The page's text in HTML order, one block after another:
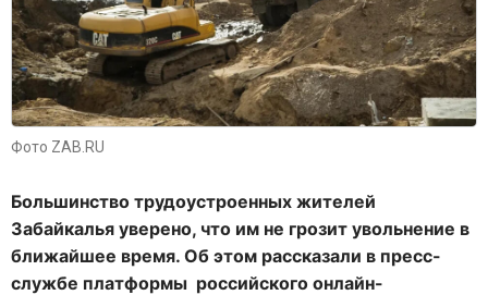
Фото ZAB.RU
Большинство трудоустроенных жителей
Забайкалья уверено, что им не грозит увольнение в
ближайшее время. Об этом рассказали в пресс-
службе платформы российского онлайн-